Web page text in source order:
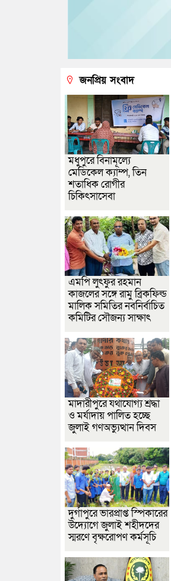
জনপ্রিয় সংবাদ
মধুপুরে বিনামূল্যে
মেডিকেল ক্যাম্প, তিন
শতাধিক রোগীর
চিকিৎসাসেবা
এমপি লুৎফুর রহমান
কাজলের সঙ্গে রামু ব্রিকফিল্ড
মালিক সমিতির নবনির্বাচিত
কমিটির সৌজন্য সাক্ষাৎ
মাদারীপুরে যথাযোগ্য শ্রদ্ধা
ও মর্যাদায় পালিত হচ্ছে
জুলাই গণঅভ্যুত্থান দিবস
দুর্গাপুরে ভারপ্রাপ্ত স্পিকারের
উদ্যোগে জুলাই শহীদদের
স্মরণে বৃক্ষরোপণ কর্মসূচি